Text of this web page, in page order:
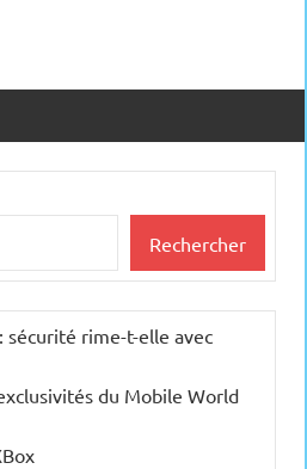
Rechercher
sécurité rime-t-elle avec
du Mobile World